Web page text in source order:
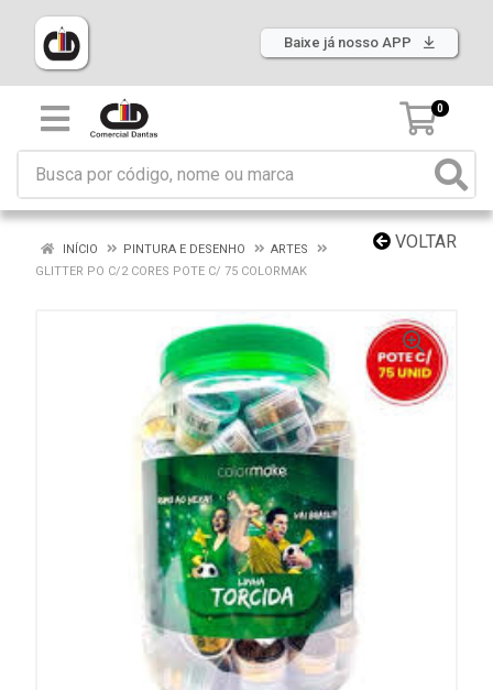
Baixe já nosso APP
0
VOLTAR
INÍCIO PINTURA E DESENHO
ARTES
GLITTER PO C/2 CORES POTE C/ 75 COLORMAK